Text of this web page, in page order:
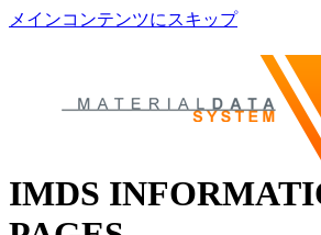
メインコンテンツにスキップ
IMDS